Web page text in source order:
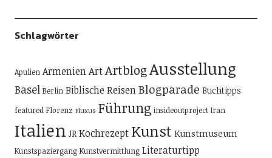
Schlagwörter
Apulien ArmenienArtArtblogAusstellung
Basel Berlin Biblische ReisenBlogparade Buchtipps
featured Florenz Fluxus Führung insideoutproject Iran
Italien JR Kochrezept Kunst Kunstmuseum
Kunstspaziergang Kunstvermittlung Literaturtipp